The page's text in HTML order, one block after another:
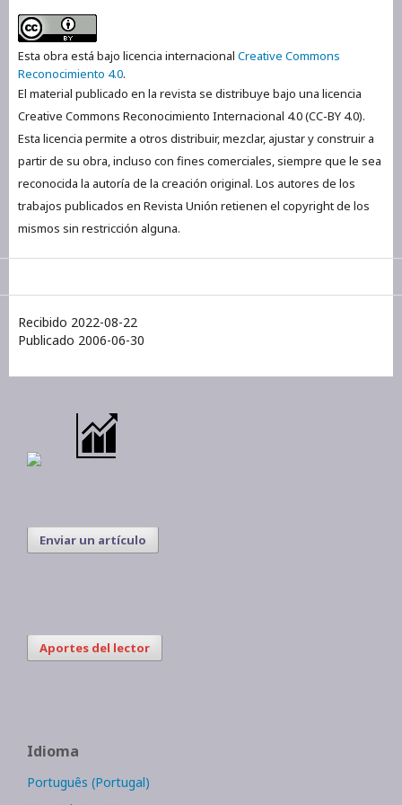
Esta obra está bajo licencia internacional Creative Commons
Reconocimiento 4.0.
El material publicado en la revista se distribuye bajo una licencia
Creative Commons Reconocimiento Internacional 4.0 (CC-BY 4.0).
Esta licencia permite a otros distribuir, mezclar, ajustar y construir a
partir de su obra, incluso con fines comerciales, siempre que le sea
reconocida la autoría de la creación original. Los autores de los
trabajos publicados en Revista Unión retienen el copyright de los
mismos sin restricción alguna.
Recibido 2022-08-22
Publicado 2006-06-30
Enviar un artículo
Aportes del lector
Idioma
Português (Portugal)